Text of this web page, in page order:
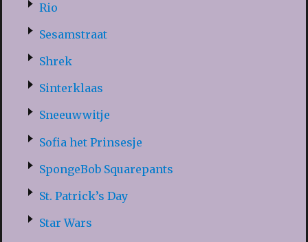
Rio
Sesamstraat
Shrek
Sinterklaas
Sneeuwwitje
Sofia het Prinsesje
SpongeBob Squarepants
St. Patrick’s Day
Star Wars